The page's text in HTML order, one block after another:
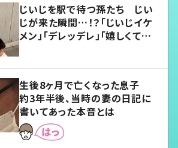
じいじを駅で待つ孫たち じい
じが来た瞬間…！？「じいじイケ
メン」「デレッデレ」「嬉しくて可
生後8ヶ月で亡くなった息子
約3年半後、当時の妻の日記に
書いてあった本音とは